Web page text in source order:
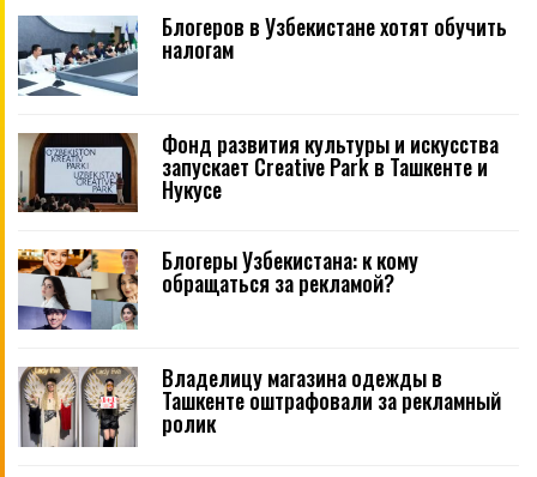
Блогеров в Узбекистане хотят обучить
налогам
Фонд развития культуры и искусства
запускает Creative Park в Ташкенте и
Нукусе
Блогеры Узбекистана: к кому
обращаться за рекламой?
Владелицу магазина одежды в
Ташкенте оштрафовали за рекламный
ролик